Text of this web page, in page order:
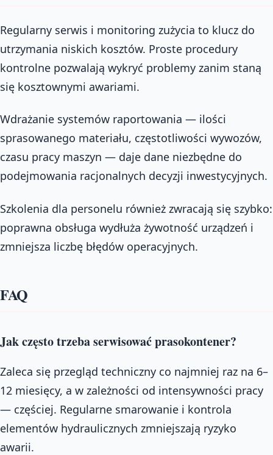
Regularny serwis i monitoring zużycia to klucz do
utrzymania niskich kosztów. Proste procedury
kontrolne pozwalają wykryć problemy zanim staną
się kosztownymi awariami.
Wdrażanie systemów raportowania — ilości
sprasowanego materiału, częstotliwości wywozów,
czasu pracy maszyn — daje dane niezbędne do
podejmowania racjonalnych decyzji inwestycyjnych.
Szkolenia dla personelu również zwracają się szybko:
poprawna obsługa wydłuża żywotność urządzeń i
zmniejsza liczbę błędów operacyjnych.
FAQ
Jak często trzeba serwisować prasokontener?
Zaleca się przegląd techniczny co najmniej raz na 6–
12 miesięcy, a w zależności od intensywności pracy
— częściej. Regularne smarowanie i kontrola
elementów hydraulicznych zmniejszają ryzyko
awarii.